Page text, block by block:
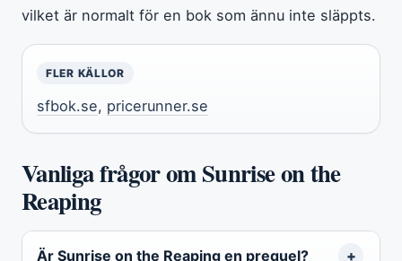
vilket är normalt för en bok som ännu inte släppts.
FLER KÄLLOR
sfbok.se, pricerunner.se
Vanliga frågor om Sunrise on the
Reaping
Är Sunrise on the Reaping en prequel?